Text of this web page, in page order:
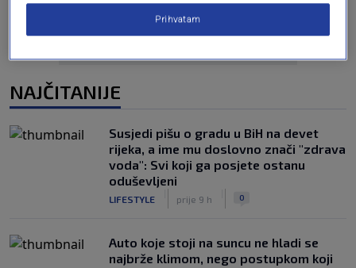
NAJČITANIJE
Susjedi pišu o gradu u BiH na devet
rijeka, a ime mu doslovno znači "zdrava
voda": Svi koji ga posjete ostanu
oduševljeni
LIFESTYLE prije 9 h 0
Auto koje stoji na suncu ne hladi se
najbrže klimom, nego postupkom koji
Prihvatam